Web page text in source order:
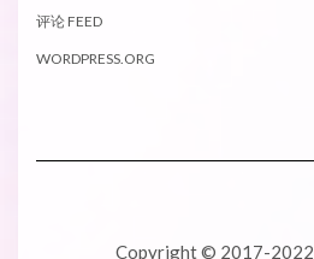
评论 FEED
WORDPRESS.ORG
Copyright © 2017-2022